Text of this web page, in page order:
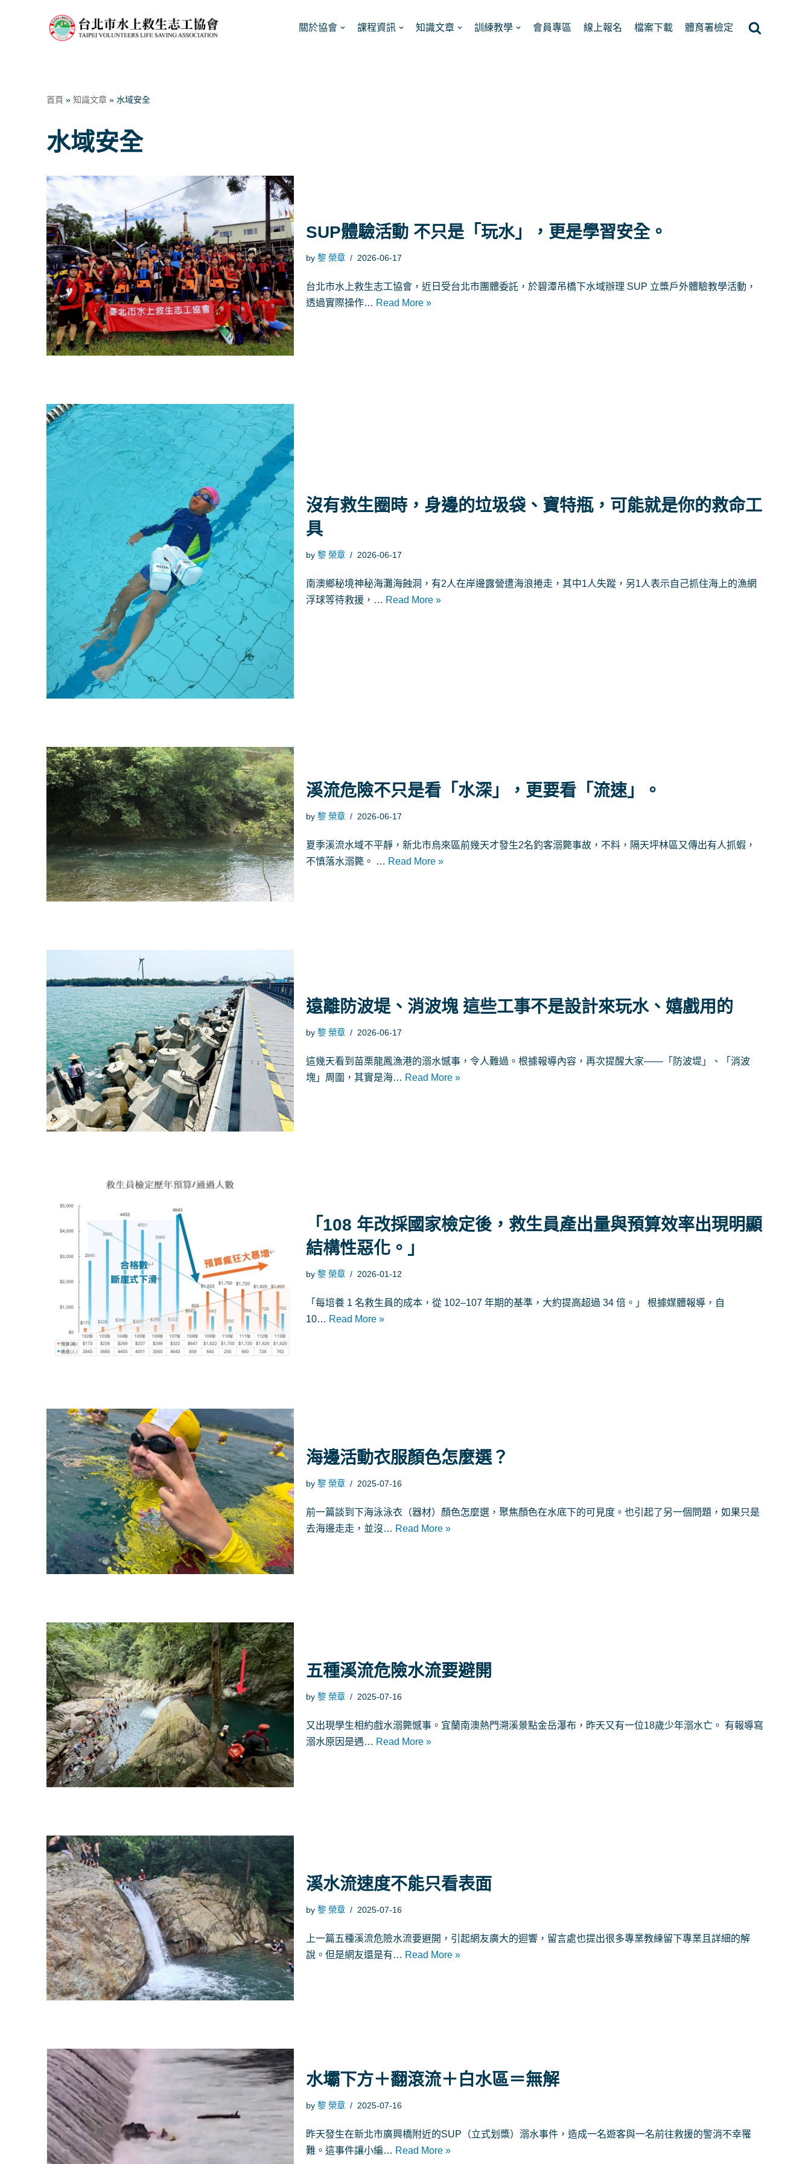
關於協會 課程資訊 知識文章 訓練教學 會員專區 線上報名 檔案下載 體育署檢定
首頁 » 知識文章 » 水域安全
水域安全
SUP體驗活動 不只是「玩水」，更是學習安全。
by 黎 榮章 2026-06-17
台北市水上救生志工協會，近日受台北市團體委託，於碧潭吊橋下水域辦理 SUP 立槳戶外體驗教學活動，
透過實際操作… Read More »
沒有救生圈時，身邊的垃圾袋、寶特瓶，可能就是你的救命工
具
by 黎 榮章 2026-06-17
南澳鄉秘境神秘海灘海蝕洞，有2人在岸邊露營遭海浪捲走，其中1人失蹤，另1人表示自己抓住海上的漁網
浮球等待救援，… Read More »
溪流危險不只是看「水深」，更要看「流速」。
by 黎 榮章 2026-06-17
夏季溪流水域不平靜，新北市烏來區前幾天才發生2名釣客溺斃事故，不料，隔天坪林區又傳出有人抓蝦，
不慎落水溺斃。 … Read More »
遠離防波堤、消波塊 這些工事不是設計來玩水、嬉戲用的
by 黎 榮章 2026-06-17
這幾天看到苗栗龍鳳漁港的溺水憾事，令人難過。根據報導內容，再次提醒大家——「防波堤」、「消波
塊」周圍，其實是海… Read More »
「108 年改採國家檢定後，救生員產出量與預算效率出現明顯
結構性惡化。」
by 黎 榮章 2026-01-12
「每培養 1 名救生員的成本，從 102–107 年期的基準，大約提高超過 34 倍。」 根據媒體報導，自
10… Read More »
海邊活動衣服顏色怎麼選？
by 黎 榮章 2025-07-16
前一篇談到下海泳泳衣（器材）顏色怎麼選，聚焦顏色在水底下的可見度。也引起了另一個問題，如果只是
去海邊走走，並沒… Read More »
五種溪流危險水流要避開
by 黎 榮章 2025-07-16
又出現學生相約戲水溺斃憾事。宜蘭南澳熱門溯溪景點金岳瀑布，昨天又有一位18歲少年溺水亡。 有報導寫
溺水原因是遇… Read More »
溪水流速度不能只看表面
by 黎 榮章 2025-07-16
上一篇五種溪流危險水流要避開，引起網友廣大的迴響，留言處也提出很多專業教練留下專業且詳細的解
說。但是網友還是有… Read More »
水壩下方＋翻滾流＋白水區＝無解
by 黎 榮章 2025-07-16
昨天發生在新北市廣興橋附近的SUP（立式划槳）溺水事件，造成一名遊客與一名前往救援的警消不幸罹
難。這事件讓小編… Read More »